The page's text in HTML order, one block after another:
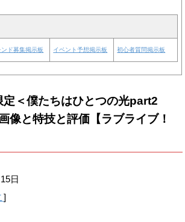
ンド募集掲示板 イベント予想掲示板 初心者質問掲示板
定＜僕たちはひとつの光part2
像と特技と評価【ラブライブ！
日
]